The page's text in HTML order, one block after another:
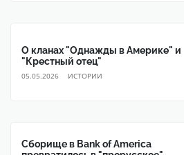
О кланах "Однажды в Америке" и
"Крестный отец"
05.05.2026 ИСТОРИИ
Сборище в Bank of America